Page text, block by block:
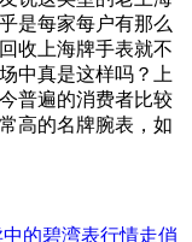
是每家每户有那么
收上海牌手表就不
中真是这样吗？上
普遍的消费者比较
高的名牌腕表，如